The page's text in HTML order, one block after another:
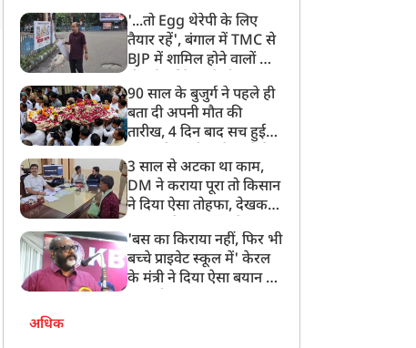
धोखे पर बनाया Video
'...तो Egg थेरेपी के लिए
तैयार रहें', बंगाल में TMC से
BJP में शामिल होने वालों को
90 साल के बुजुर्ग ने पहले ही
बता दी अपनी मौत की
तारीख, 4 दिन बाद सच हुई
साथ निकाली अंतिम यात्रा
3 साल से अटका था काम,
DM ने कराया पूरा तो किसान
ने दिया ऐसा तोहफा, देखकर
अनमोल कुछ नहीं
'बस का किराया नहीं, फिर भी
बच्चे प्राइवेट स्कूल में' केरल
के मंत्री ने दिया ऐसा बयान की
अधिक